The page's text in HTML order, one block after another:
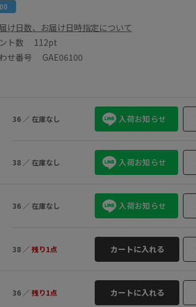
け日数、お届け日時指定について
ト数 112pt
せ番号 GAE06100
36 ／ 在庫なし 入荷お知らせ
38 ／ 在庫なし 入荷お知らせ
36 ／ 在庫なし 入荷お知らせ
38 ／残り1点 カートに入れる
36 ／残り1点 カートに入れる